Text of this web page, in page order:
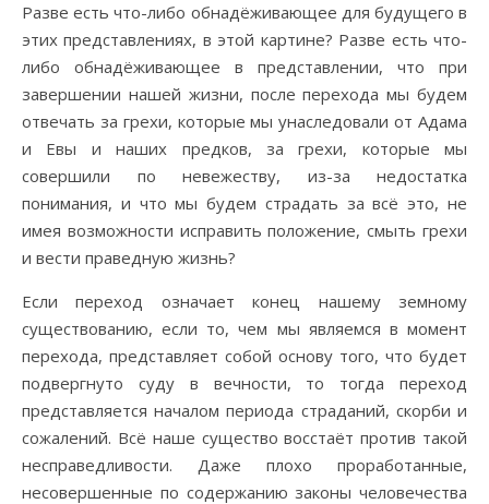
Разве есть что-либо обнадёживающее для будущего в
этих представлениях, в этой картине? Разве есть что-
либо обнадёживающее в представлении, что при
завершении нашей жизни, после перехода мы будем
отвечать за грехи, которые мы унаследовали от Адама
и Евы и наших предков, за грехи, которые мы
совершили по невежеству, из-за недостатка
понимания, и что мы будем страдать за всё это, не
имея возможности исправить положение, смыть грехи
и вести праведную жизнь?
Если переход означает конец нашему земному
существованию, если то, чем мы являемся в момент
перехода, представляет собой основу того, что будет
подвергнуто суду в вечности, то тогда переход
представляется началом периода страданий, скорби и
сожалений. Всё наше существо восстаёт против такой
несправедливости. Даже плохо проработанные,
несовершенные по содержанию законы человечества